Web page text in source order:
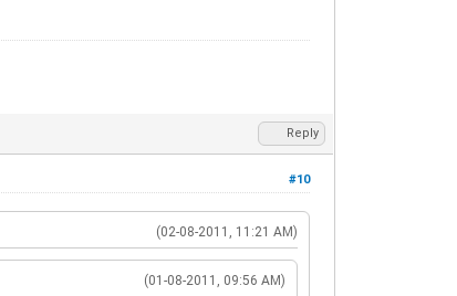
Reply
#10
(02-08-2011, 11:21 AM)
(01-08-2011, 09:56 AM)